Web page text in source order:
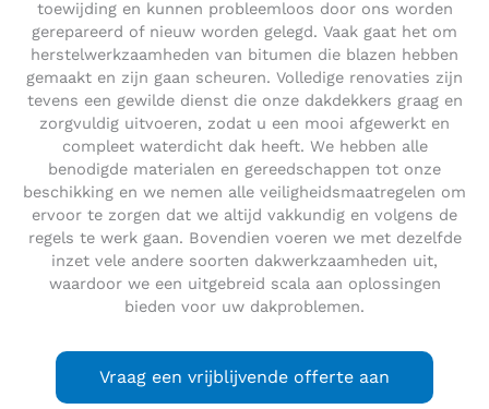
toewijding en kunnen probleemloos door ons worden
gerepareerd of nieuw worden gelegd. Vaak gaat het om
herstelwerkzaamheden van bitumen die blazen hebben
gemaakt en zijn gaan scheuren. Volledige renovaties zijn
tevens een gewilde dienst die onze dakdekkers graag en
zorgvuldig uitvoeren, zodat u een mooi afgewerkt en
compleet waterdicht dak heeft. We hebben alle
benodigde materialen en gereedschappen tot onze
beschikking en we nemen alle veiligheidsmaatregelen om
ervoor te zorgen dat we altijd vakkundig en volgens de
regels te werk gaan. Bovendien voeren we met dezelfde
inzet vele andere soorten dakwerkzaamheden uit,
waardoor we een uitgebreid scala aan oplossingen
bieden voor uw dakproblemen.
Vraag een vrijblijvende offerte aan